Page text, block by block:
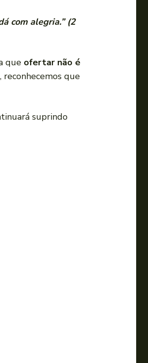
com alegria.” (2
que ofertar não é
reconhecemos que
suprindo